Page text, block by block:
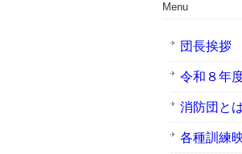
Menu
団長挨拶
令和８
消防団と
各種訓練